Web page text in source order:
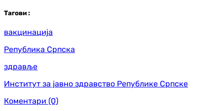
Тагови :
вакцинација
Република Српска
здравље
Институт за јавно здравство Републике Српске
Коментари (0)